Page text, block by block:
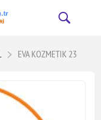
EVA KOZMETIK 23